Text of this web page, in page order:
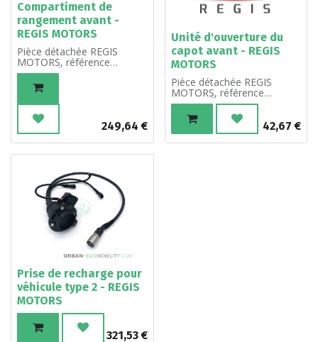
Compartiment de
rangement avant -
REGIS MOTORS
Pièce détachée REGIS
MOTORS, référence
R18335. À l'unité.
249,64 €
Unité d'ouverture du
capot avant - REGIS
MOTORS
Pièce détachée REGIS
MOTORS, référence
R18037. À l'unité.
42,67 €
Prise de recharge pour
véhicule type 2 - REGIS
MOTORS
321,53€